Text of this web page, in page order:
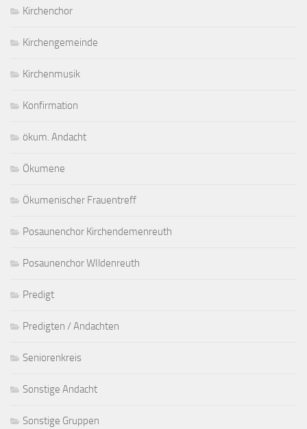
Kirchenchor
Kirchengemeinde
Kirchenmusik
Konfirmation
ökum. Andacht
Ökumene
Ökumenischer Frauentreff
Posaunenchor Kirchendemenreuth
Posaunenchor WIldenreuth
Predigt
Predigten / Andachten
Seniorenkreis
Sonstige Andacht
Sonstige Gruppen